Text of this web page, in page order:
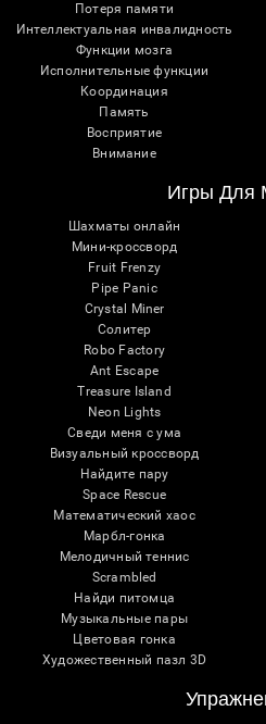
Потеря памяти
Интеллектуальная инвалидность
Функции мозга
Исполнительные функции
Координация
Память
Восприятие
Внимание
Игры Для
Шахматы онлайн
Мини-кроссворд
Fruit Frenzy
Pipe Panic
Crystal Miner
Солитер
Robo Factory
Ant Escape
Treasure Island
Neon Lights
Сведи меня с ума
Визуальный кроссворд
Найдите пару
Space Rescue
Математический хаос
Марбл-гонка
Мелодичный теннис
Scrambled
Найди питомца
Музыкальные пары
Цветовая гонка
Художественный пазл 3D